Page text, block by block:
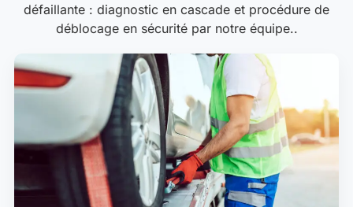
défaillante : diagnostic en cascade et procédure de
déblocage en sécurité par notre équipe..